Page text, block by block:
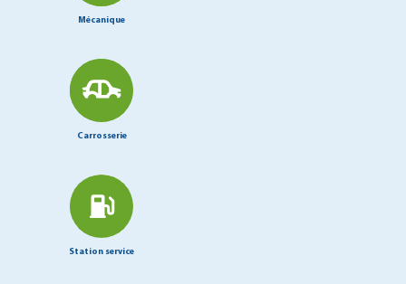
Mécanique
Carrosserie
Station service